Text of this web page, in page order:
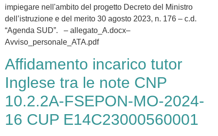
impiegare nell'ambito del progetto Decreto del Ministro
dell’istruzione e del merito 30 agosto 2023, n. 176 – c.d.
“Agenda SUD”. – allegato_A.docx–
Avviso_personale_ATA.pdf
Affidamento incarico tutor
Inglese tra le note CNP
10.2.2A-FSEPON-MO-2024-
16 CUP E14C23000560001